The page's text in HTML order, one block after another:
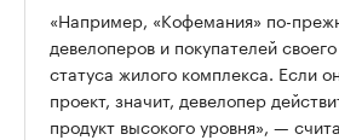
«Например, «Кофемания» по-
девелоперов и покупателей
статуса жилого комплекса. Если
проект, значит, девелопер
продукт высокого уровня», —